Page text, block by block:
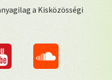
a Kisközösségi